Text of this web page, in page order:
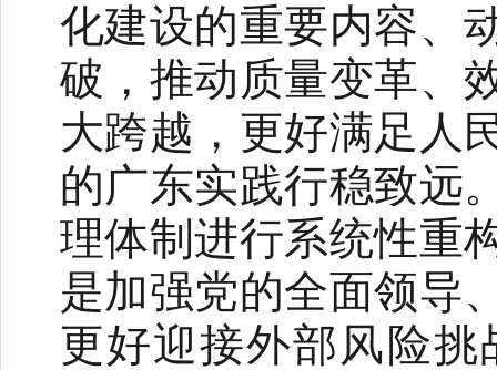
化建设的重要内容、
破，推动质量变革、
大跨越，更好满足人
的广东实践行稳致远
理体制进行系统性重
是加强党的全面领导
更好迎接外部风险